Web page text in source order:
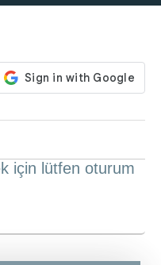
için lütfen oturum